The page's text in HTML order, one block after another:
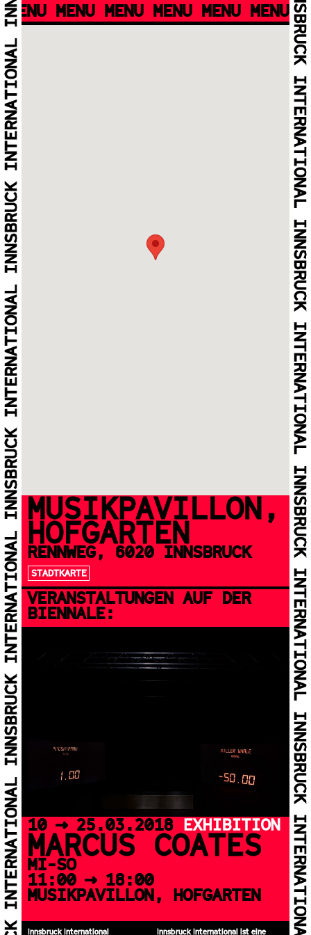
MENU MENU MENU MENU MENU MENU
MUSIKPAVILLON,
HOFGARTEN
RENNWEG, 6020 INNSBRUCK
STADTKARTE
VERANSTALTUNGEN AUF DER
BIENNALE:
10 >> 25.03.2018 EXHIBITION
MAR­CUS COA­TES
MI-SO
11:00 >> 18:00
MUSIKPAVILLON, HOFGARTEN
Innsbruck International Innsbruck International ist eine